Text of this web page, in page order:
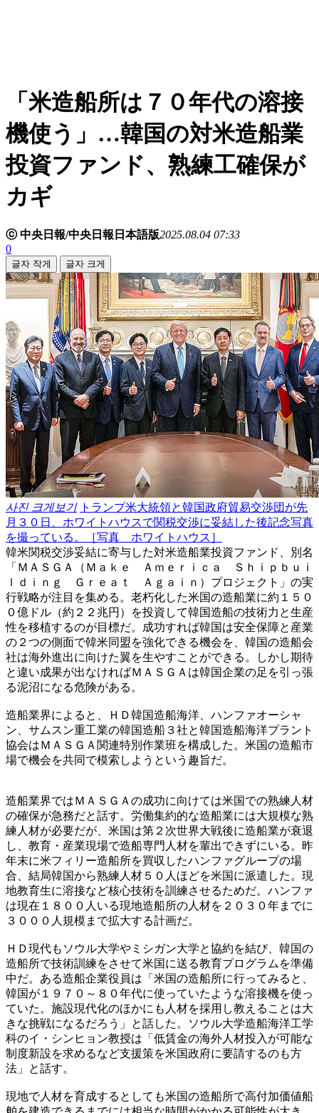
「米造船所は７０年代の溶接
機使う」…韓国の対米造船業
投資ファンド、熟練工確保が
カギ
ⓒ 中央日報/中央日報日本語版2025.08.04 07:33
0
글자 작게 글자 크게
사진 크게보기 トランプ米大統領と韓国政府貿易交渉団が先
月３０日、ホワイトハウスで関税交渉に妥結した後記念写真
を撮っている。［写真 ホワイトハウス］
韓米関税交渉妥結に寄与した対米造船業投資ファンド、別名
「ＭＡＳＧＡ（Ｍａｋｅ Ａｍｅｒｉｃａ Ｓｈｉｐｂｕｉ
ｌｄｉｎｇ Ｇｒｅａｔ Ａｇａｉｎ）プロジェクト」の実
行戦略が注目を集める。老朽化した米国の造船業に約１５０
０億ドル（約２２兆円）を投資して韓国造船の技術力と生産
性を移植するのが目標だ。成功すれば韓国は安全保障と産業
の２つの側面で韓米同盟を強化できる機会を、韓国の造船会
社は海外進出に向けた翼を生やすことができる。しかし期待
と違い成果が出なければＭＡＳＧＡは韓国企業の足を引っ張
る泥沼になる危険がある。
造船業界によると、ＨＤ韓国造船海洋、ハンファオーシャ
ン、サムスン重工業の韓国造船３社と韓国造船海洋プラント
協会はＭＡＳＧＡ関連特別作業班を構成した。米国の造船市
場で機会を共同で模索しようという趣旨だ。
造船業界ではＭＡＳＧＡの成功に向けては米国での熟練人材
の確保が急務だと話す。労働集約的な造船業には大規模な熟
練人材が必要だが、米国は第２次世界大戦後に造船業が衰退
し、教育・産業現場で造船専門人材を輩出できずにいる。昨
年末に米フィリー造船所を買収したハンファグループの場
合、結局韓国から熟練人材５０人ほどを米国に派遣した。現
地教育生に溶接など核心技術を訓練させるためだ。ハンファ
は現在１８００人いる現地造船所の人材を２０３０年までに
３０００人規模まで拡大する計画だ。
ＨＤ現代もソウル大学やミシガン大学と協約を結び、韓国の
造船所で技術訓練をさせて米国に送る教育プログラムを準備
中だ。ある造船企業役員は「米国の造船所に行ってみると、
韓国が１９７０～８０年代に使っていたような溶接機を使っ
ていた。施設現代化のほかにも人材を採用し教えることは大
きな挑戦になるだろう」と話した。ソウル大学造船海洋工学
科のイ・シンヒョン教授は「低賃金の海外人材投入が可能な
制度新設を求めるなど支援策を米国政府に要請するのも方
法」と話す。
現地で人材を育成するとしても米国の造船所で高付加価値船